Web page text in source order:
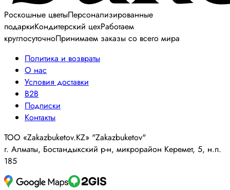
Роскошные цветыПерсонализированные
подаркиКондитерский цехРаботаем
круглосуточноПринимаем заказы со всего мира
Политика и возвраты
О нас
Условия доставки
B2B
Подписки
Контакты
ТОО «Zakazbuketov.KZ» "Zakazbuketov"
г. Алматы, Бостандыкский р-н, микрорайон Керемет, 5, н.п.
185